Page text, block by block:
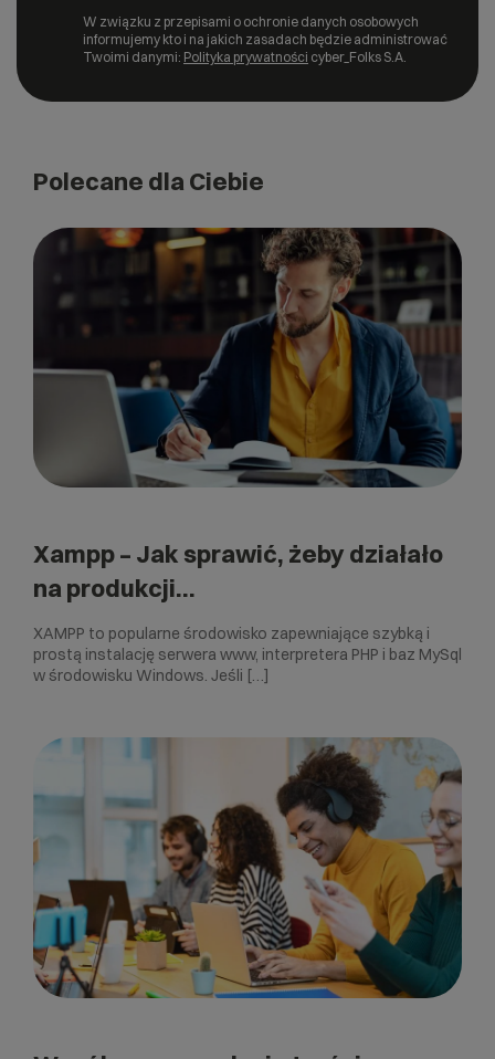
W związku z przepisami o ochronie danych osobowych
informujemy kto i na jakich zasadach będzie administrować
Twoimi danymi: Polityka prywatności cyber_Folks S.A.
Polecane dla Ciebie
Xampp – Jak sprawić, żeby działało
na produkcji…
XAMPP to popularne środowisko zapewniające szybką i
prostą instalację serwera www, interpretera PHP i baz MySql
w środowisku Windows. Jeśli […]